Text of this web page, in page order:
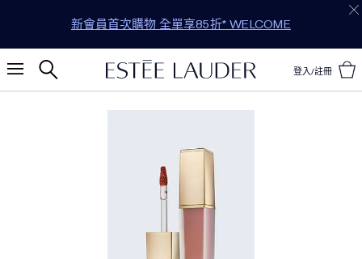
年中清倉限定：精選商品 5 折起
登入/註冊